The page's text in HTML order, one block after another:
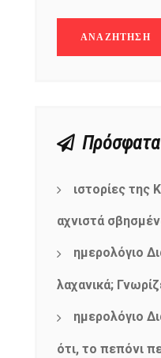
ιστορίες της
αχνιστά
ημερολόγιο
λαχανικά;
ημερολόγιο
ότι, το πεπόνι